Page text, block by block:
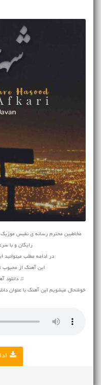
مخاطبین محترم رسانه ی نفیس
رایگان و با سرعت بالا با 2
در ادامه مطلب
این آهنگ از محبوب
♫ دانلود
خوشحال میشویم این آهنگ با عنوان